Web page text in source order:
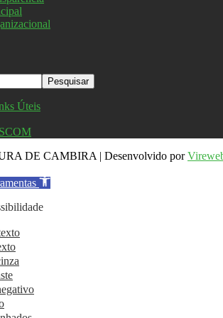
Úteis
DE CAMBIRA | Desenvolvido por